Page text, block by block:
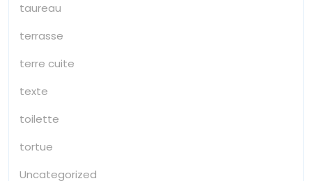
taureau
terrasse
terre cuite
texte
toilette
tortue
Uncategorized